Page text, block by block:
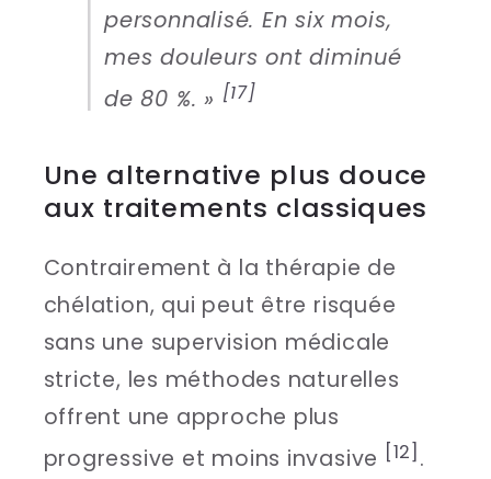
personnalisé. En six mois,
mes douleurs ont diminué
de 80 %. » [17]
Une alternative plus douce
aux traitements classiques
Contrairement à la thérapie de
chélation, qui peut être risquée
sans une supervision médicale
stricte, les méthodes naturelles
offrent une approche plus
progressive et moins invasive [12] .